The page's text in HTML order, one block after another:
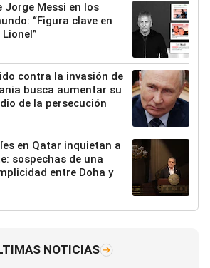
Jorge Messi en los
“Figura clave en
contra la invasión de
busca aumentar su
de la persecución
en Qatar inquietan a
sospechas de una
entre Doha y
NOTICIAS